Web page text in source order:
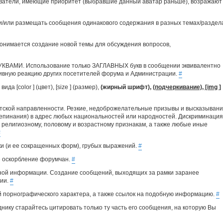
имеющие приоритет (выбравшие данный аватар раньше), возражают
или размещать сообщения одинакового содержания в разных темах/
создание новой темы для обсуждения вопросов,
Использование только ЗАГЛАВНЫХ букв в сообщении эквивалентно
реакцию других посетителей форума и Администрации. #
[color ] (цвет), [size ] (размер), (жирный шрифт), (подчеркивание), [img ]
направленности. Резкие, недоброжелательные призывы и
в адрес любых национальностей или народностей. Дискриминация
половому и возрастному признакам, а также любые иные
(и ее сокращенных форм), грубых выражений. #
форумчан. #
информации. Создание сообщений, выходящих за рамки заранее
#
характера, а также ссылок на подобную информацию. #
старайтесь цитировать только ту часть его сообщения, на которую Вы